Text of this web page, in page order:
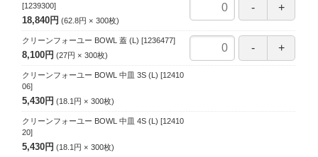
[1239300]
18,840円 62.8円 300枚
クリーンフォーユー BOWL 蓋 (L) [1236477]
8,100円 27円 300枚
クリーンフォーユー BOWL 中皿 3S (L) [12410
06]
5,430円 18.1円 300枚
クリーンフォーユー BOWL 中皿 4S (L) [12410
20]
5,430円 18.1円 300枚